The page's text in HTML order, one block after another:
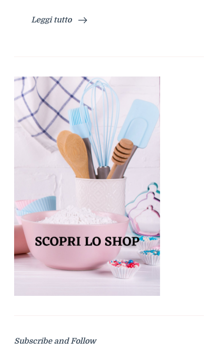
Leggi tutto
Subscribe and Follow